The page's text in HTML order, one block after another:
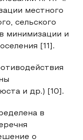
местного
сельского
минимизации и
[11].
и др.) [10].
в
о